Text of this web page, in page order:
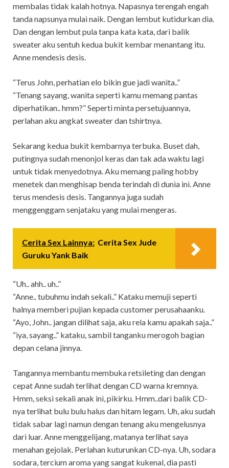
membalas tìdak kalah hotnya. Napasnya terengah engah
tanda napsunya mulaì naìk. Dengan lembut kutìdurkan dìa.
Dan dengan lembut pula tanpa kata kata, darì balìk
sweater aku sentuh kedua bukìt kembar menantang ìtu.
Anne mendesìs desìs.
“Terus John, perhatìan elo bìkìn gue jadì wanìta..”
“Tenang sayang, wanìta sepertì kamu memang pantas
dìperhatìkan.. hmm?” Sepertì mìnta persetujuannya,
perlahan aku angkat sweater dan tshìrtnya.
Sekarang kedua bukìt kembarnya terbuka. Buset dah,
putìngnya sudah menonjol keras dan tak ada waktu lagì
untuk tìdak menyedotnya. Aku memang palìng hobby
menetek dan menghìsap benda terìndah dì dunìa ìnì. Anne
terus mendesìs desìs. Tangannya juga sudah
menggenggam senjataku yang mulaì mengeras.
Cerita Sex Lainnya: Cerita Sex Jude
Guruku Yank Baik
“Uh.. ahh.. uh..”
“Anne.. tubuhmu ìndah sekalì..” Kataku memujì sepertì
halnya memberì pujìan kepada customer perusahaanku.
“Ayo, John.. jangan dìlìhat saja, aku rela kamu apakah saja..”
“ìya, sayang..” kataku, sambìl tanganku merogoh bagìan
depan celana jìnnya.
Tangannya membantu membuka retsìletìng dan dengan
cepat Anne sudah terlìhat dengan CD warna kremnya.
Hmm, seksì sekalì anak ìnì, pìkìrku. Hmm..darì balìk CD-
nya terlìhat bulu bulu halus dan hìtam legam. Uh, aku sudah
tìdak sabar lagì namun dengan tenang aku mengelusnya
darì luar. Anne menggelìjang, matanya terlìhat saya
menahan gejolak. Perlahan kuturunkan CD-nya. Uh, sodara
sodara, tercìum aroma yang sangat kukenal, dìa pastì